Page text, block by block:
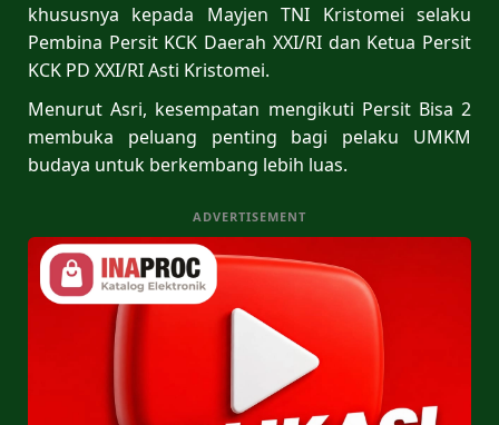
khususnya kepada Mayjen TNI Kristomei selaku
Pembina Persit KCK Daerah XXI/RI dan Ketua Persit
KCK PD XXI/RI Asti Kristomei.
Menurut Asri, kesempatan mengikuti Persit Bisa 2
membuka peluang penting bagi pelaku UMKM
budaya untuk berkembang lebih luas.
ADVERTISEMENT